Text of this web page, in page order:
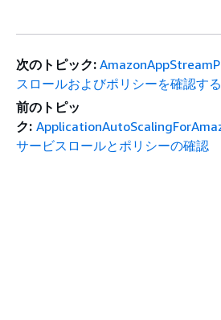
次のトピック:
スロールおよびポリシーを確認する
前のトピッ
ク:
サービスロールとポリシーの確認